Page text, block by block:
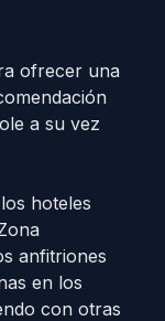
ofrecer una
a su vez
hoteles
anfitriones
en los
con otras